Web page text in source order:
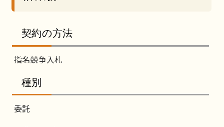
契約の方法
指名競争入札
種別
委託